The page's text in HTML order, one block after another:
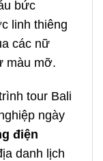
bức
linh thiêng
các nữ
màu mỡ.
tour Bali
ngày
điện
danh lịch